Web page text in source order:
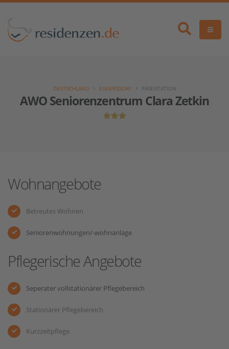
AWO Seniorenzentrum Clara Zetkin
DEUTSCHLAND EGGERSDORF PÄSENTATION
Wohnangebote
Betreutes Wohnen
Seniorenwohnungen/-wohnanlage
Pflegerische Angebote
Seperater vollstationärer Pflegebereich
Stationärer Pflegebereich
Kurzzeitpflege